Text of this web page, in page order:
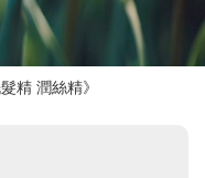
精 潤絲精